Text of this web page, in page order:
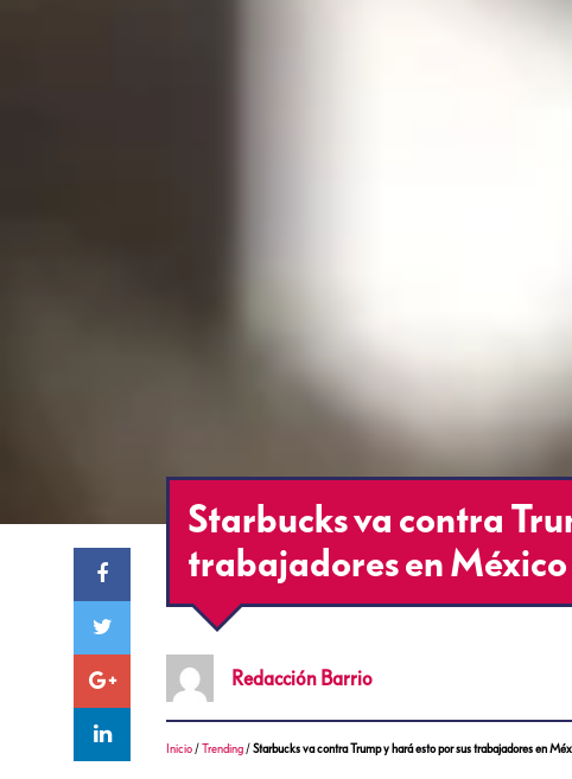
Starbucks va contra
trabajadores en México
Redacción Barrio
Inicio /Trending /Starbucks va contra Trump y hará esto por sus trabajadores en